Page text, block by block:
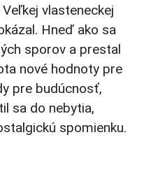
vlasteneckej
Hneď ako sa
sporov a prestal
nové hodnoty pre
pre budúcnosť,
sa do nebytia,
spomienku.